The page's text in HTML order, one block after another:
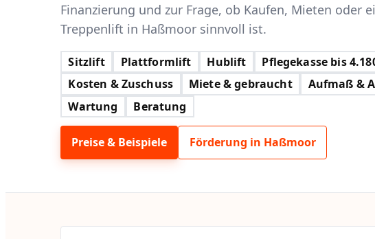
Finanzierung und zur Frage, ob Kaufen, Mieten oder
Treppenlift in Haßmoor sinnvoll ist.
Sitzlift Plattformlift Hublift
Pflegekasse bis
Kosten & Zuschuss
Miete & gebraucht
Aufmaß &
Wartung
Beratung
Preise & Beispiele Förderung in Haßmoor